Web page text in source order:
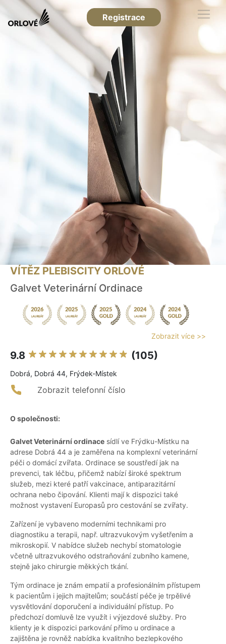
Registrace
VÍTĚZ PLEBISCITY ORLOVÉ
Galvet Veterinární Ordinace
Zobrazit více >>
9.8 (105)
Dobrá, Dobrá 44, Frýdek-Místek
Zobrazit telefonní číslo
O společnosti:
Galvet Veterinární ordinace sídlí ve Frýdku-Místku na
adrese Dobrá 44 a je zaměřena na komplexní veterinární
péči o domácí zvířata. Ordinace se soustředí jak na
prevenci, tak léčbu, přičemž nabízí široké spektrum
služeb, mezi které patří vakcinace, antiparazitární
ochrana nebo čipování. Klienti mají k dispozici také
možnost vystavení Europasů pro cestování se zvířaty.
Zařízení je vybaveno moderními technikami pro
diagnostiku a terapii, např. ultrazvukovým vyšetřením a
mikroskopií. V nabídce služeb nechybí stomatologie
včetně ultrazvukového odstraňování zubního kamene,
stejně jako chirurgie měkkých tkání.
Tým ordinace je znám empatií a profesionálním přístupem
k pacientům i jejich majitelům; součástí péče je trpělivé
vysvětlování doporučení a individuální přístup. Po
předchozí domluvě lze využít i výjezdové služby. Pro
klienty je k dispozici parkování přímo u ordinace a
zajištěna je rovněž nabídka kvalitního bezlepkového